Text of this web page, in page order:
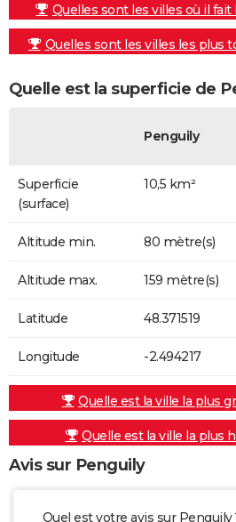
Quelles sont les villes où il fait
Quelles sont les villes les plus
Quelle est la superficie de
Penguily
Superficie
(surface)
10,5 km²
Altitude min. 80 mètre(s)
Altitude max. 159 mètre(s)
Latitude 48.371519
Longitude -2.494217
Quelle est la ville la plus
Quelle est la ville la plus
Avis sur Penguily
Quel est votre avis sur Penguily